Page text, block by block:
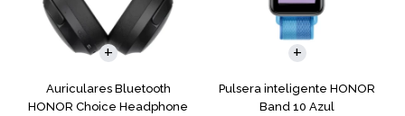
Auriculares Bluetooth
HONOR Choice Headphone
Pulsera inteligente HONOR
Band 10 Azul